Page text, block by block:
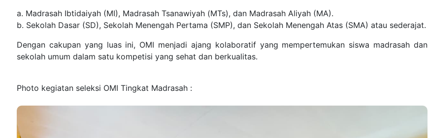
a. Madrasah Ibtidaiyah (MI), Madrasah Tsanawiyah (MTs), dan Madrasah Aliyah (MA).
b. Sekolah Dasar (SD), Sekolah Menengah Pertama (SMP), dan Sekolah Menengah Atas (SMA) atau sederajat.
Dengan cakupan yang luas ini, OMI menjadi ajang kolaboratif yang mempertemukan siswa madrasah dan
sekolah umum dalam satu kompetisi yang sehat dan berkualitas.
Photo kegiatan seleksi OMI Tingkat Madrasah :